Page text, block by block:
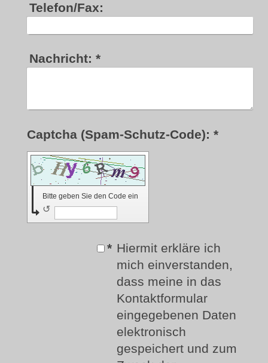
Telefon/Fax:
Nachricht: *
Captcha (Spam-Schutz-Code): *
Bitte geben Sie den Code ein
↺
* Hiermit erkläre ich
mich einverstanden,
dass meine in das
Kontaktformular
eingegebenen Daten
elektronisch
gespeichert und zum